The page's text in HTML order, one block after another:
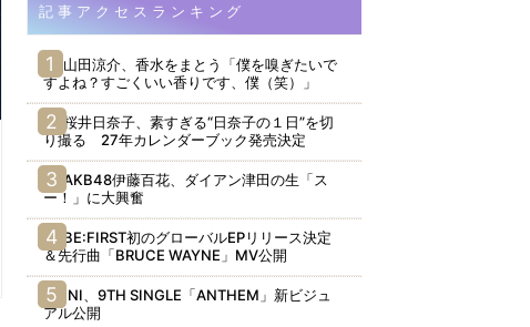
記事アクセスランキング
山田涼介、香水をまとう「僕を嗅ぎたいで
すよね？すごくいい香りです、僕（笑）」
桜井日奈子、素すぎる“日奈子の１日”を切
り撮る 27年カレンダーブック発売決定
AKB48伊藤百花、ダイアン津田の生「ス
ー！」に大興奮
BE:FIRST初のグローバルEPリリース決定
＆先行曲「BRUCE WAYNE」MV公開
INI、9TH SINGLE「ANTHEM」新ビジュ
アル公開